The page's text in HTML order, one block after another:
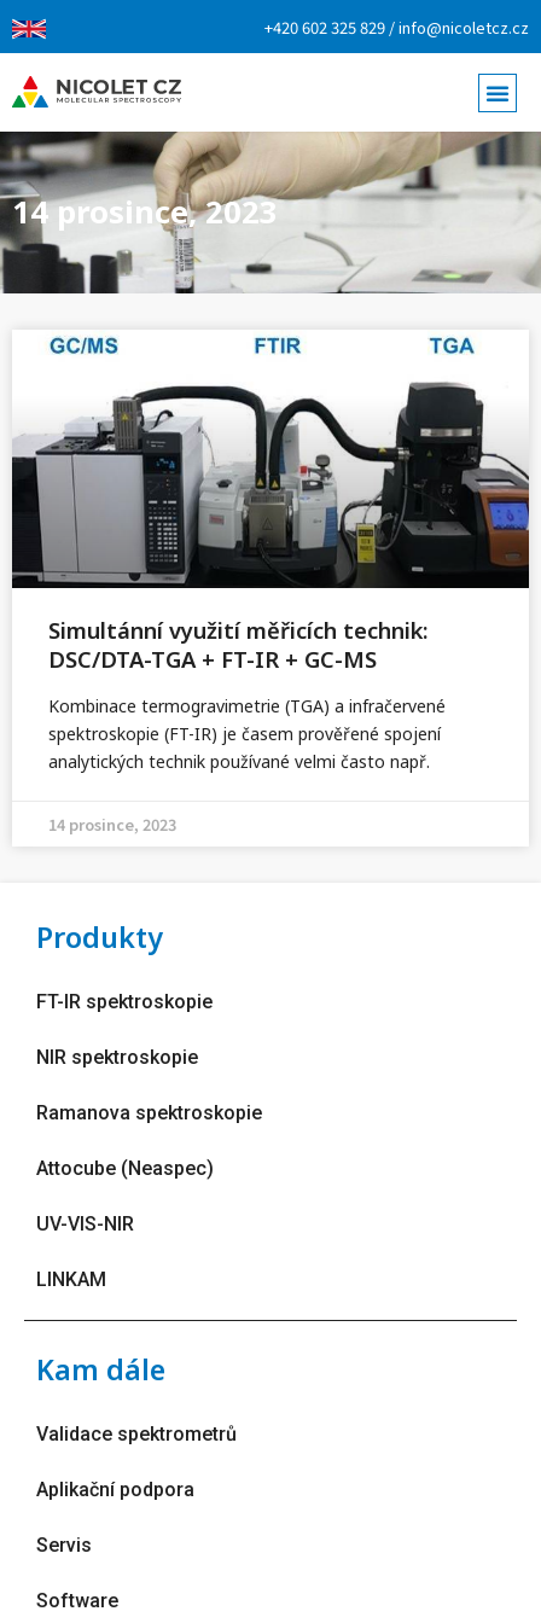
+420 602 325 829 / info@nicoletcz.cz
14 prosince, 2023
Simultánní využití měřicích technik:
DSC/DTA-TGA + FT-IR + GC-MS
Kombinace termogravimetrie (TGA) a infračervené
spektroskopie (FT-IR) je časem prověřené spojení
analytických technik používané velmi často např.
14 prosince, 2023
Produkty
FT-IR spektroskopie
NIR spektroskopie
Ramanova spektroskopie
Attocube (Neaspec)
UV-VIS-NIR
LINKAM
Kam dále
Validace spektrometrů
Aplikační podpora
Servis
Software